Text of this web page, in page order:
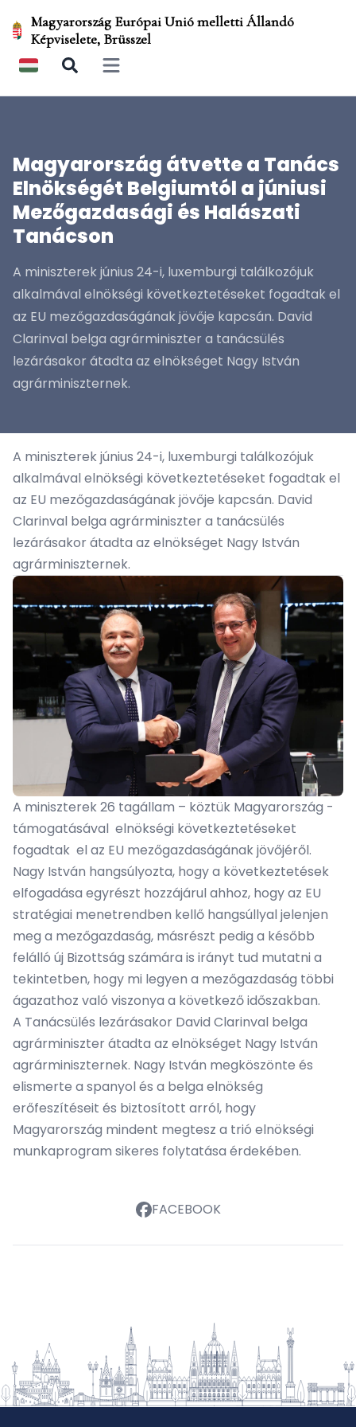
Magyarország Európai Unió melletti Állandó
Képviselete, Brüsszel
Open main menu
Magyarország átvette a Tanács
Elnökségét Belgiumtól a júniusi
Mezőgazdasági és Halászati
Tanácson
A miniszterek június 24-i, luxemburgi találkozójuk
alkalmával elnökségi következtetéseket fogadtak el
az EU mezőgazdaságának jövője kapcsán. David
Clarinval belga agrárminiszter a tanácsülés
lezárásakor átadta az elnökséget Nagy István
agrárminiszternek.
A miniszterek június 24-i, luxemburgi találkozójuk
alkalmával elnökségi következtetéseket fogadtak el
az EU mezőgazdaságának jövője kapcsán. David
Clarinval belga agrárminiszter a tanácsülés
lezárásakor átadta az elnökséget Nagy István
agrárminiszternek.
A miniszterek 26 tagállam – köztük Magyarország -
támogatásával elnökségi következtetéseket
fogadtak el az EU mezőgazdaságának jövőjéről.
Nagy István hangsúlyozta, hogy a következtetések
elfogadása egyrészt hozzájárul ahhoz, hogy az EU
stratégiai menetrendben kellő hangsúllyal jelenjen
meg a mezőgazdaság, másrészt pedig a később
felálló új Bizottság számára is irányt tud mutatni a
tekintetben, hogy mi legyen a mezőgazdaság többi
ágazathoz való viszonya a következő időszakban.
A Tanácsülés lezárásakor David Clarinval belga
agrárminiszter átadta az elnökséget Nagy István
agrárminiszternek. Nagy István megköszönte és
elismerte a spanyol és a belga elnökség
erőfeszítéseit és biztosított arról, hogy
Magyarország mindent megtesz a trió elnökségi
munkaprogram sikeres folytatása érdekében.
FACEBOOK